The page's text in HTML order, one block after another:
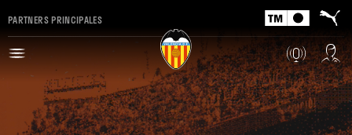
PARTNERS PRINCIPALES